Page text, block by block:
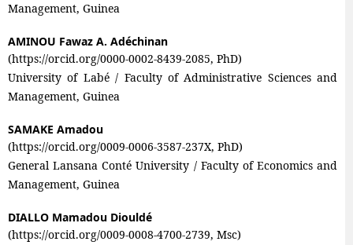
Management, Guinea
AMINOU Fawaz A. Adéchinan
(https://orcid.org/0000-0002-8439-2085, PhD)
University of Labé / Faculty of Administrative Sciences and
Management, Guinea
SAMAKE Amadou
(https://orcid.org/0009-0006-3587-237X, PhD)
General Lansana Conté University / Faculty of Economics and
Management, Guinea
DIALLO Mamadou Diouldé
(https://orcid.org/0009-0008-4700-2739, Msc)